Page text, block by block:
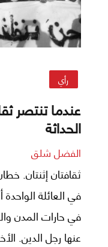
رأي
عندما تنتصر
الحداثة
الفضل شلق
ثقافتان إثنتان.
في العائلة
في حارات المدن
عنها رجل الدين.